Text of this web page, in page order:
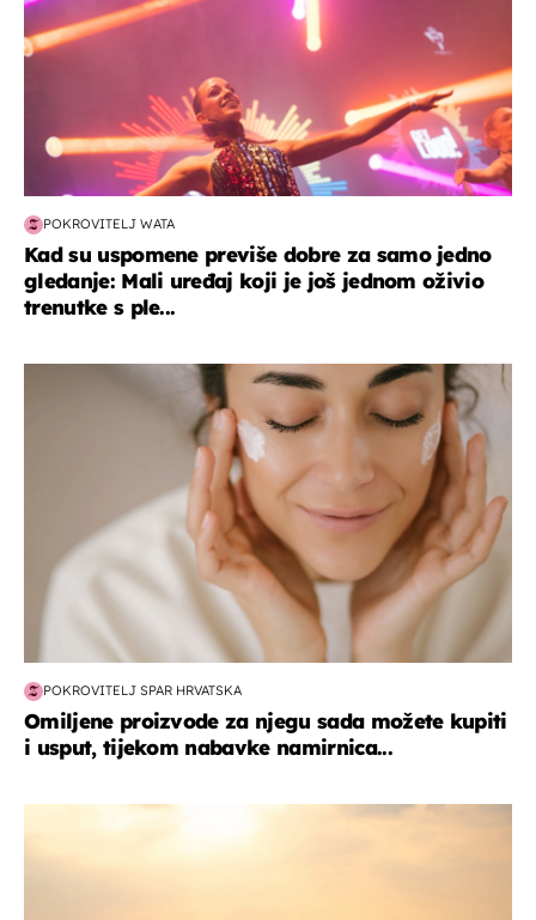
POKROVITELJ WATA
Kad su uspomene previše dobre za samo jedno
gledanje: Mali uređaj koji je još jednom oživio
trenutke s ple...
moda & ljepota
POKROVITELJ SPAR HRVATSKA
Omiljene proizvode za njegu sada možete kupiti
i usput, tijekom nabavke namirnica...